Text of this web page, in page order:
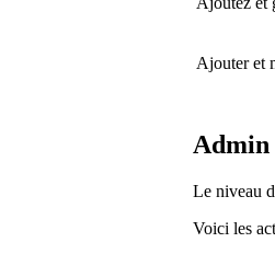
Ajouter et
Admin
Le niveau
Voici les